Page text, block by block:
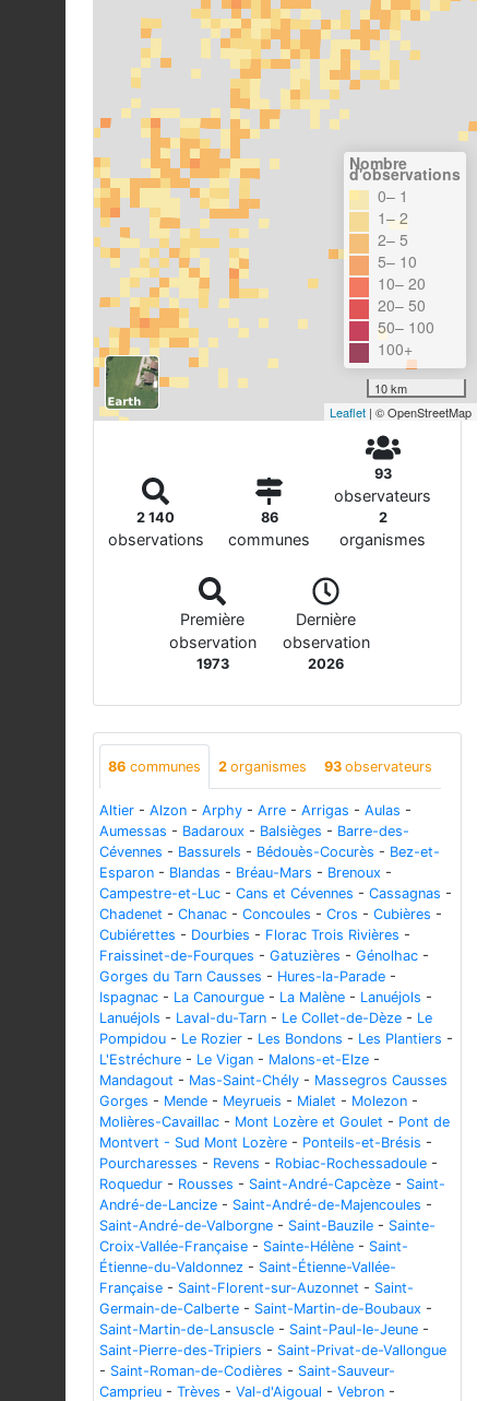
Nombre
d'observations
0– 1
1– 2
2– 5
5– 10
10– 20
20– 50
50– 100
100+
10 km
Leaflet | © OpenStreetMap
2 140
observations
86
communes
93
observateurs
2
organismes
Première
observation
1973
Dernière
observation
2026
86 communes 2 organismes 93 observateurs
Altier - Alzon - Arphy - Arre - Arrigas - Aulas -
Aumessas - Badaroux - Balsièges - Barre-des-
Cévennes - Bassurels - Bédouès-Cocurès - Bez-et-
Esparon - Blandas - Bréau-Mars - Brenoux -
Campestre-et-Luc - Cans et Cévennes - Cassagnas -
Chadenet - Chanac - Concoules - Cros - Cubières -
Cubiérettes - Dourbies - Florac Trois Rivières -
Fraissinet-de-Fourques - Gatuzières - Génolhac -
Gorges du Tarn Causses - Hures-la-Parade -
Ispagnac - La Canourgue - La Malène - Lanuéjols -
Lanuéjols - Laval-du-Tarn - Le Collet-de-Dèze - Le
Pompidou - Le Rozier - Les Bondons - Les Plantiers -
L'Estréchure - Le Vigan - Malons-et-Elze -
Mandagout - Mas-Saint-Chély - Massegros Causses
Gorges - Mende - Meyrueis - Mialet - Molezon -
Molières-Cavaillac - Mont Lozère et Goulet - Pont de
Montvert - Sud Mont Lozère - Ponteils-et-Brésis -
Pourcharesses - Revens - Robiac-Rochessadoule -
Roquedur - Rousses - Saint-André-Capcèze - Saint-
André-de-Lancize - Saint-André-de-Majencoules -
Saint-André-de-Valborgne - Saint-Bauzile - Sainte-
Croix-Vallée-Française - Sainte-Hélène - Saint-
Étienne-du-Valdonnez - Saint-Étienne-Vallée-
Française - Saint-Florent-sur-Auzonnet - Saint-
Germain-de-Calberte - Saint-Martin-de-Boubaux -
Saint-Martin-de-Lansuscle - Saint-Paul-le-Jeune -
Saint-Pierre-des-Tripiers - Saint-Privat-de-Vallongue
- Saint-Roman-de-Codières - Saint-Sauveur-
Camprieu - Trèves - Val-d'Aigoual - Vebron -